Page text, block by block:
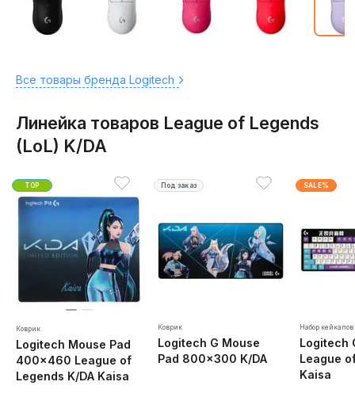
Все товары бренда Logitech
Линейка товаров League of Legends
(LoL) K/DA
TOP
Коврик
Logitech Mouse Pad
400x460 League of
Legends K/DA Kaisa
Под заказ
Коврик
Logitech G Mouse
Pad 800x300 K/DA
SALE%
Набор кейкапов
Logitech
League
Kaisa